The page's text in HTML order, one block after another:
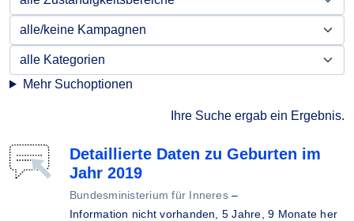
Mehr Suchoptionen
Ihre Suche ergab ein Ergebnis.
Detaillierte Daten zu Geburten im
Jahr 2019
Bundesministerium für Inneres–
Information nicht vorhanden, 5 Jahre, 9 Monate her